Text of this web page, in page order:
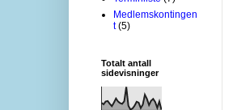
Medlemskontingen
t (5)
Totalt antall
sidevisninger